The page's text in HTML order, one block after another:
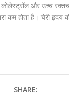
और उच्च
कम होता है। चेरी हृदय
SHARE: